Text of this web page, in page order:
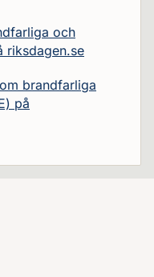
och
riksdagen.se
brandfarliga
på